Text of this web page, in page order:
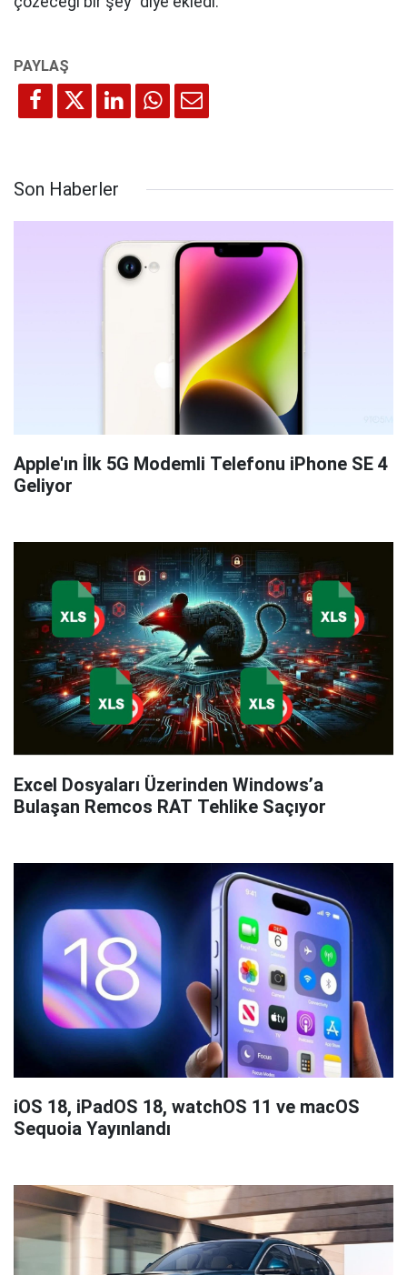
Son Haberler
Apple'ın İlk 5G Modemli Telefonu iPhone SE 4
Geliyor
Excel Dosyaları Üzerinden Windows’a
Bulaşan Remcos RAT Tehlike Saçıyor
iOS 18, iPadOS 18, watchOS 11 ve macOS
Sequoia Yayınlandı